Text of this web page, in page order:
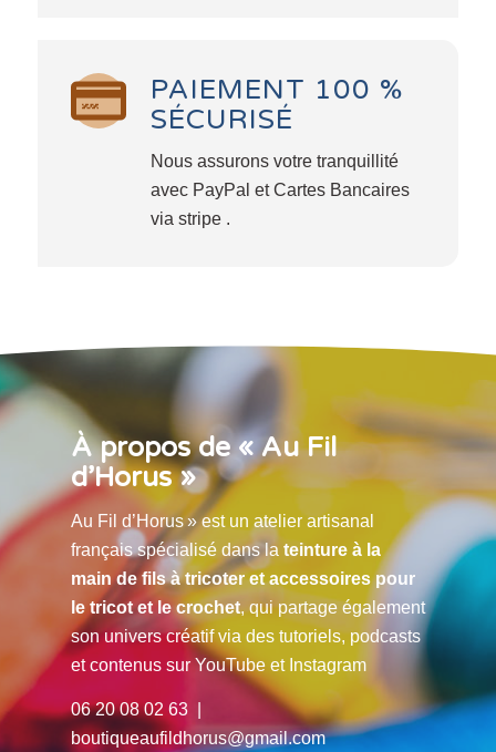
PAIEMENT 100 %
SÉCURISÉ
Nous assurons votre tranquillité
avec PayPal et Cartes Bancaires
via stripe .
À propos de « Au Fil
d’Horus »
Au Fil d’Horus » est un atelier artisanal
français spécialisé dans la teinture à la
main de fils à tricoter et accessoires pour
le tricot et le crochet, qui partage également
son univers créatif via des tutoriels, podcasts
et contenus sur YouTube et Instagram
06 20 08 02 63 |
boutiqueaufildhorus@gmail.com